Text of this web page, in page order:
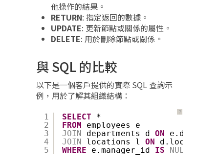
他操作的結果。
RETURN: 指定返回的數據。
UPDATE: 更新節點或關係的屬性。
DELETE: 用於刪除節點或關係。
與 SQL 的比較
以下是一個客戶提供的實際 SQL 查詢示
例，用於了解其組織結構：
？
1
2
3
4
5
SELECT
*
FROM
employees e
JOIN
departments d ON
JOIN
locations l ON
WHERE
e.manager_id IS NULL